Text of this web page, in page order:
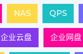
NAS QPS
企业云盘 企业网盘